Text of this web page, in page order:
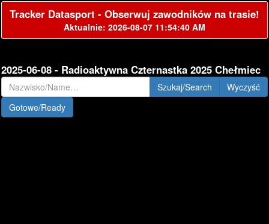
Tracker Datasport - Obserwuj zawodników na trasie!
Aktualnie: 2026-08-07 11:54:40 AM
2025-06-08 - Radioaktywna Czternastka 2025 Chełmiec
Szukaj/Search
Gotowe/Ready